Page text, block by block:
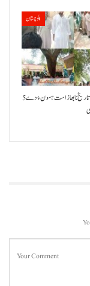
بلوچستان
5 اگست سویلی ایشیا نا تاریخ نا بھاز است ہسون ءُ دے